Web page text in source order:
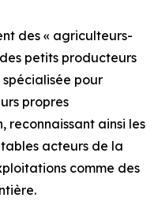
des « agriculteurs-
petits producteurs
pour
propres
reconnaissant ainsi les
acteurs de la
comme des